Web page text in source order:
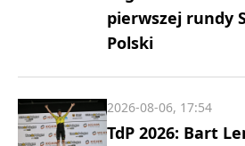
pierwszej rundy
Polski
TdP 2026: Bart
2026-08-06, 17:54